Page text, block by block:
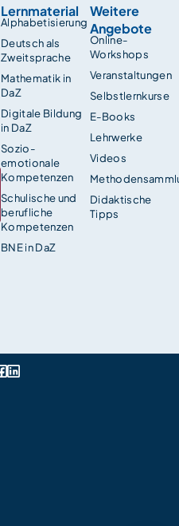
Lernmaterial
Alphabetisierung
Deutsch als
Zweitsprache
Mathematik in
DaZ
Digitale Bildung
in DaZ
Sozio-
emotionale
Kompetenzen
Schulische und
berufliche
Kompetenzen
BNE in DaZ
Weitere
Angebote
Online-
Workshops
Veranstaltungen
Selbstlernkurse
E-Books
Lehrwerke
Videos
Didaktische
Tipps